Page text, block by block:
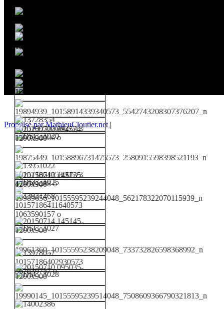
Propulsé par MathieuCloutier.net |